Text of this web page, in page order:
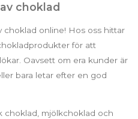
choklad
choklad online! Hos oss hittar
för att
Oavsett om era kunder är
bara letar efter en god
choklad, mjölkchoklad och